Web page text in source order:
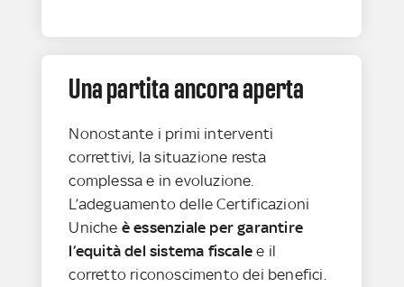
Una partita ancora aperta
Nonostante i primi interventi
correttivi, la situazione resta
complessa e in evoluzione.
L’adeguamento delle Certificazioni
Uniche è essenziale per garantire
l’equità del sistema fiscalee il
corretto riconoscimento dei benefici.